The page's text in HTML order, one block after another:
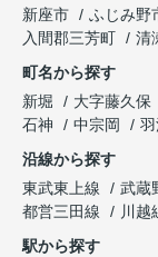
新座市
ふじみ野
入間郡三芳町
清
町名から探す
新堀
大字藤久保
石神
中宗岡
羽
沿線から探す
東武東上線
武蔵
都営三田線
川越
駅から探す